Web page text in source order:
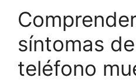
síntomas
teléfono